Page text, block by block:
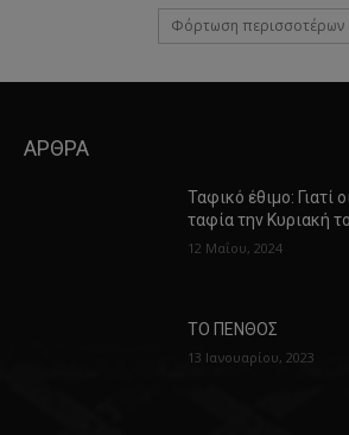
Φόρτωση περισσοτέρων
ΑΡΘΡΑ
Ταφικό έθιμο: Γιατί
ταφία την Κυριακή
12 Μαΐου, 2024
ΤΟ ΠΕΝΘΟΣ
13 Ιανουαρίου, 2023